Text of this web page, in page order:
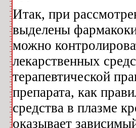
Итак, при
выделены
можно
лекарственных
терапевтической
препарата, как
средства в плазме
оказывает